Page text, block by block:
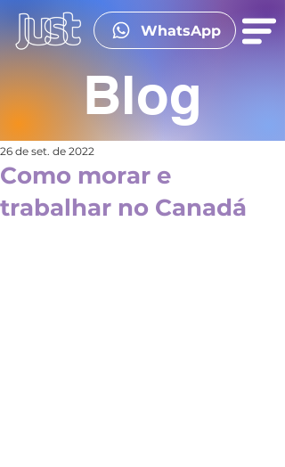
WhatsApp
Blog
Como morar e
trabalhar no Canadá
26 de set. de 2022